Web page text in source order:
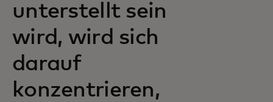
unterstellt sein
wird, wird sich
darauf
konzentrieren,